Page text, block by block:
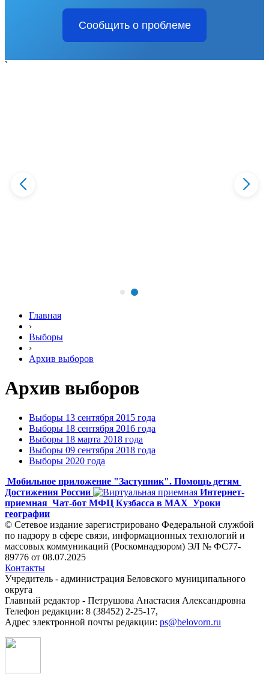
Сообщить о проблеме
`
Главная
›
Выборы
›
Архив выборов
Архив выборов
Выборы 13 сентября 2015 года
Выборы 18 сентября 2016 года
Выборы 18 марта 2018 года
Выборы 09 сентября 2018 года
Выборы 2020 года
Мобильное приложение "Заступник". Помощь детям
Достижения России
Интернет-
приемная Чат-бот МФЦ Кузбасса в MAX Уроки
географии
© Сетевое издание зарегистрировано Федеральной службой
по надзору в сфере связи, информационных технологий и
массовых коммуникаций (Роскомнадзором) ЭЛ № ФС77-
89776 от 08.07.2025
Контакты
Учредитель - администрация Беловского муниципального
округа
Главный редактор - Петрушова Анастасия Александровна
Телефон редакции: 8 (38452) 2-25-17,
Адрес электронной почты редакции: ps@belovorn.ru